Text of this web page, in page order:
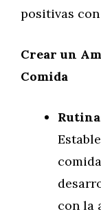
positivas
Crear un
Comida
con la